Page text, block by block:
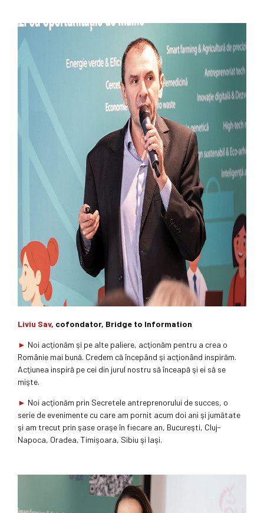
Liviu Sav, cofondator, Bridge to Information
► Noi acţionăm şi pe alte paliere, acţionăm pentru a crea o
Românie mai bună. Credem că începând şi acţionând inspirăm.
Acţiunea inspiră pe cei din jurul nostru să înceapă şi ei să se
mişte.
► Noi acţionăm prin Secretele antreprenorului de succes, o
serie de evenimente cu care am pornit acum doi ani şi jumătate
şi am trecut prin şase oraşe în fiecare an, Bucureşti, Cluj-
Napoca, Oradea, Timişoara, Sibiu şi Iaşi.